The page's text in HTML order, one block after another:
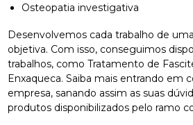
Osteopatia investigativa
Desenvolvemos cada trabalho de
objetiva. Com isso, conseguimos
trabalhos, como Tratamento de
Enxaqueca. Saiba mais entrando em
empresa, sanando assim as suas
produtos disponibilizados pelo ramo